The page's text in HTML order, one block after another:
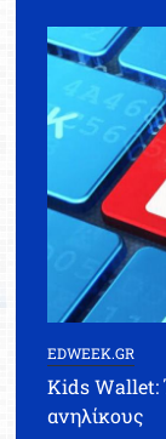
EDWEEK.GR
Kids Wallet:
ανηλίκους